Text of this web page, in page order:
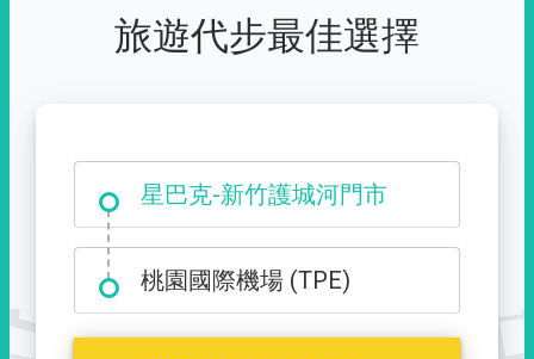
旅遊代步最佳選擇
星巴克-新竹護城河門市
大霸尖山登山口
桃園國際機場 (TPE)